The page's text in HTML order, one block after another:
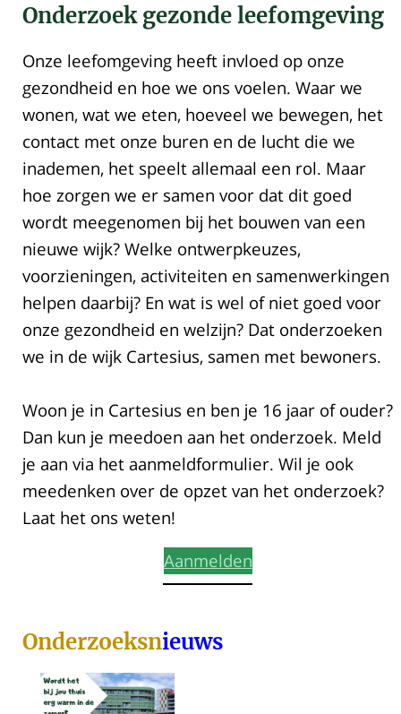
Onderzoek gezonde leefomgeving
Onze leefomgeving heeft invloed op onze
gezondheid en hoe we ons voelen. Waar we
wonen, wat we eten, hoeveel we bewegen, het
contact met onze buren en de lucht die we
inademen, het speelt allemaal een rol. Maar
hoe zorgen we er samen voor dat dit goed
wordt meegenomen bij het bouwen van een
nieuwe wijk? Welke ontwerpkeuzes,
voorzieningen, activiteiten en samenwerkingen
helpen daarbij? En wat is wel of niet goed voor
onze gezondheid en welzijn? Dat onderzoeken
we in de wijk Cartesius, samen met bewoners.
Woon je in Cartesius en ben je 16 jaar of ouder?
Dan kun je meedoen aan het onderzoek. Meld
je aan via het aanmeldformulier. Wil je ook
meedenken over de opzet van het onderzoek?
Laat het ons weten!
Aanmelden
Onderzoeksnieuws